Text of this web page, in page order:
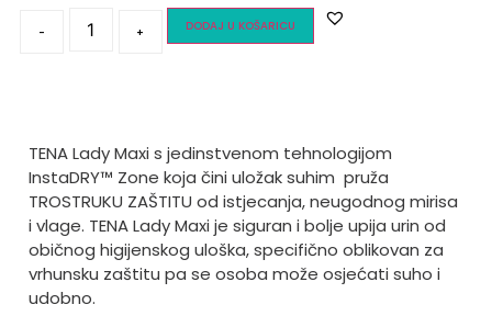
- + DODAJ U KOŠARICU
TENA Lady Maxi s jedinstvenom tehnologijom
InstaDRY™ Zone koja čini uložak suhim pruža
TROSTRUKU ZAŠTITU od istjecanja, neugodnog mirisa
i vlage. TENA Lady Maxi je siguran i bolje upija urin od
običnog higijenskog uloška, specifično oblikovan za
vrhunsku zaštitu pa se osoba može osjećati suho i
udobno.